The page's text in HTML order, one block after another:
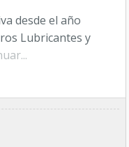
desde el año
Lubricantes y